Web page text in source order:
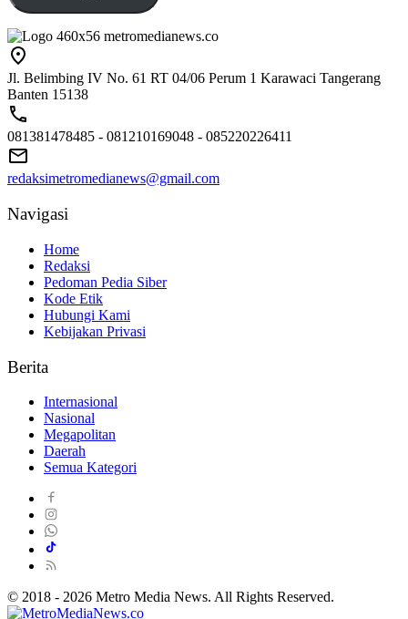
Jl. Belimbing IV No. 61 RT 04/06 Perum 1 Karawaci Tangerang
Banten 15138
081381478485 - 081210169048 - 085220226411
redaksimetromedianews@gmail.com
Navigasi
Home
Redaksi
Pedoman Pedia Siber
Kode Etik
Hubungi Kami
Kebijakan Privasi
Berita
Internasional
Nasional
Megapolitan
Daerah
Semua Kategori
© 2018 - 2026 Metro Media News. All Rights Reserved.